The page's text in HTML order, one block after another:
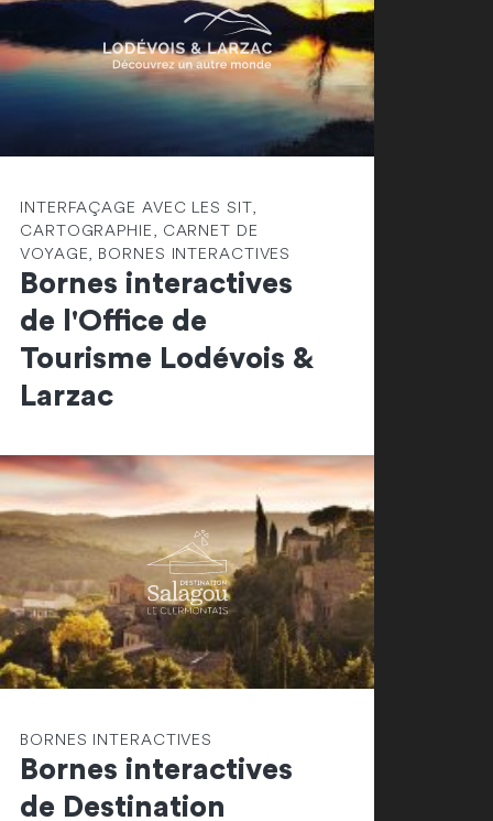
INTERFAÇAGE AVEC LES SIT,
CARTOGRAPHIE, CARNET DE
VOYAGE, BORNES INTERACTIVES
Bornes interactives
de l'Office de
Tourisme Lodévois &
Larzac
BORNES INTERACTIVES
Bornes interactives
de Destination